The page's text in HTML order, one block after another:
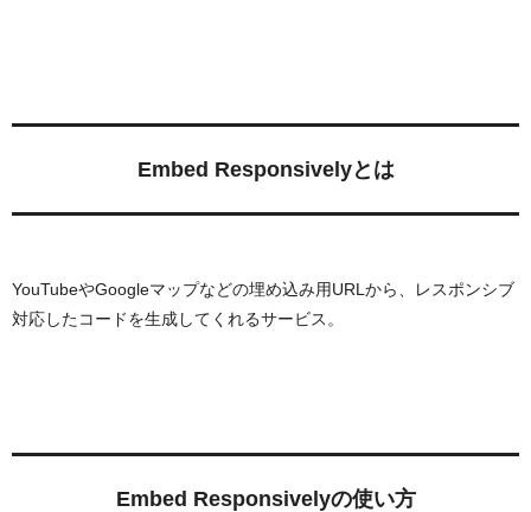
Embed Responsivelyとは
YouTubeやGoogleマップなどの埋め込み用URLから、レスポンシブ
対応したコードを生成してくれるサービス。
Embed Responsivelyの使い方